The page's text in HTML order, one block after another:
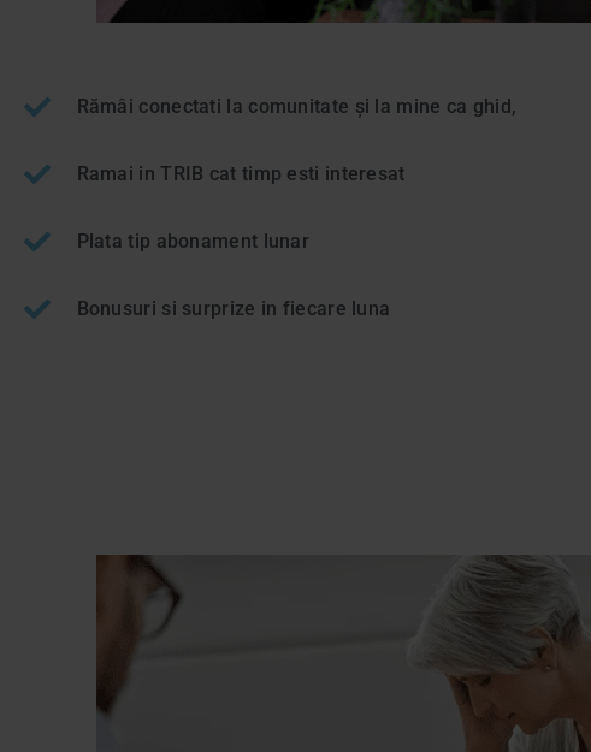
Rămâi conectati la comunitate și la mine ca ghid,
Ramai in TRIB cat timp esti interesat
Plata tip abonament lunar
Bonusuri si surprize in fiecare luna